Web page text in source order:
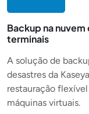
Backup na
terminais
A solução de
desastres da
restauração
máquinas virtuais.